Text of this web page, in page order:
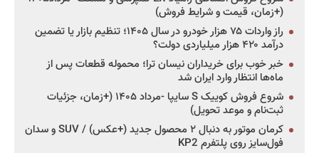
(+زمان، قیمت و شرایط فروش)
راز واردات ۷۵ هزار خودرو در سال ۱۴۰۵؛ تنظیم بازار یا تضمین
درآمد ۴۲۰ هزار میلیاردی دولت؟
خبر خوب برای خریداران نیسان ترا؛ محموله قطعات پس از
ماه‌ها انتظار وارد ایران شد
شروع فروش کوییک S سایپا -مرداد ۱۴۰۵ (+زمان، جزئیات
ثبت‌نام و موعد تحویل)
کرمان موتور به دنبال ۲ محصول جدید (+عکس) / SUV و سدان
فول‌سایز روی پلتفرم KP2